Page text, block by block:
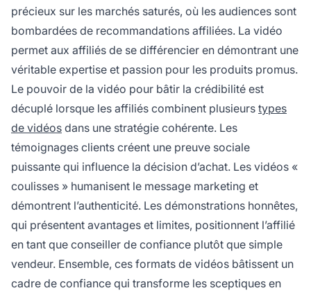
précieux sur les marchés saturés, où les audiences sont
bombardées de recommandations affiliées. La vidéo
permet aux affiliés de se différencier en démontrant une
véritable expertise et passion pour les produits promus.
Le pouvoir de la vidéo pour bâtir la crédibilité est
décuplé lorsque les affiliés combinent plusieurs types
de vidéos dans une stratégie cohérente. Les
témoignages clients créent une preuve sociale
puissante qui influence la décision d’achat. Les vidéos «
coulisses » humanisent le message marketing et
démontrent l’authenticité. Les démonstrations honnêtes,
qui présentent avantages et limites, positionnent l’affilié
en tant que conseiller de confiance plutôt que simple
vendeur. Ensemble, ces formats de vidéos bâtissent un
cadre de confiance qui transforme les sceptiques en